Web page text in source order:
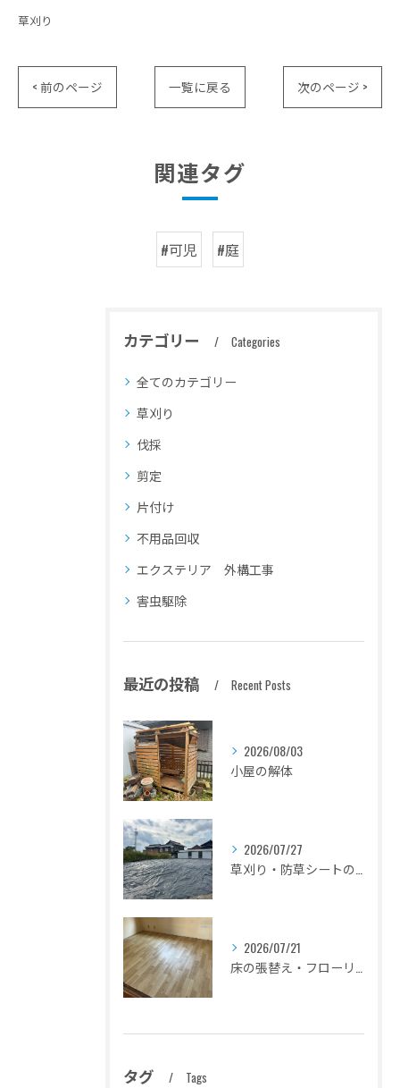
草刈り
< 前のページ 一覧に戻る 次のページ >
関連タグ
#可児 #庭
カテゴリー Categories
全てのカテゴリー
草刈り
伐採
剪定
片付け
不用品回収
エクステリア 外構工事
害虫駆除
最近の投稿 Recent Posts
2026/08/03
小屋の解体
2026/07/27
2026/07/21
タグ Tags